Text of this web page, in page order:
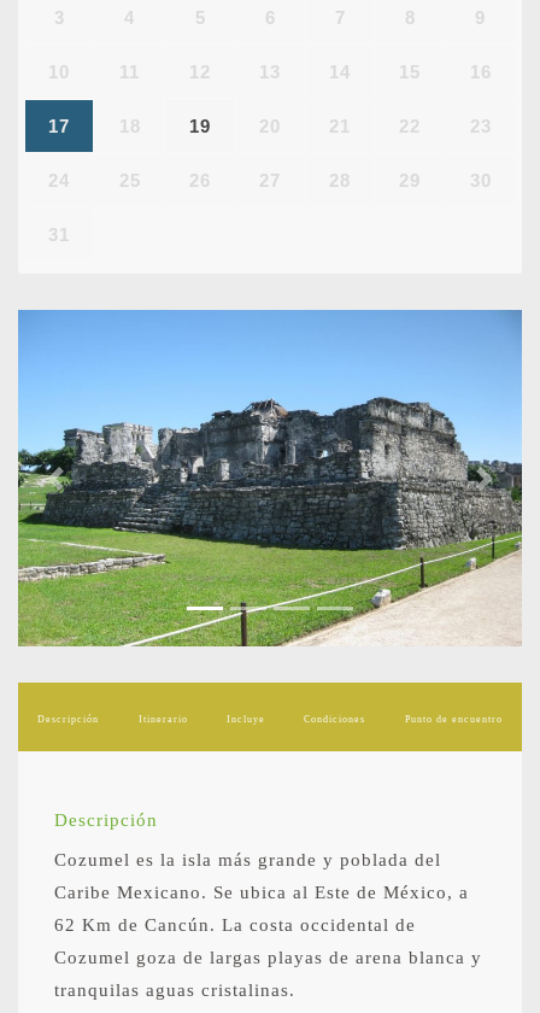
Previous Next
Descripción Itinerario Incluye Condiciones Punto de encuentro
Descripción
Cozumel es la isla más grande y poblada del
Caribe Mexicano. Se ubica al Este de México, a
62 Km de Cancún. La costa occidental de
Cozumel goza de largas playas de arena blanca y
tranquilas aguas cristalinas.
3 4 5 6 7 8 9
10 11 12 13 14 15 16
17 18 19 20 21 22 23
24 25 26 27 28 29 30
31